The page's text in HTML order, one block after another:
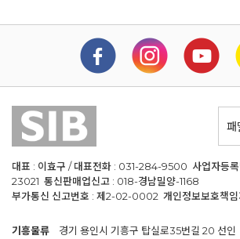
패
대표 : 이효구 / 대표전화 : 031-284-9500 사업자등록
23021 통신판매업신고 : 018-경남밀양-1168
부가통신 신고번호 : 제2-02-0002 개인정보보호책임
기흥물류
경기 용인시 기흥구 탑실로35번길 20 선